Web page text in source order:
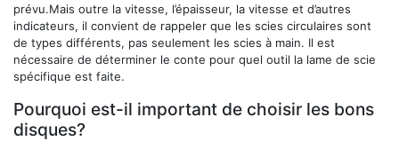
prévu.Mais outre la vitesse, l’épaisseur, la vitesse et d’autres
indicateurs, il convient de rappeler que les scies circulaires sont
de types différents, pas seulement les scies à main. Il est
nécessaire de déterminer le conte pour quel outil la lame de scie
spécifique est faite.
Pourquoi est-il important de choisir les bons
disques?